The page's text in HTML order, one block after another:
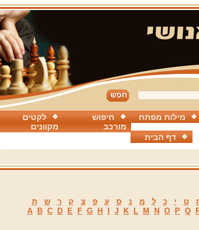
לקטים
מקוונים
חיפוש
מורכב
מילות מפתח
דף הבית
ט י כ ל מ נ ס ע פ צ ק ר ש
ת
A
B C D E F G H J K L M N O P Q